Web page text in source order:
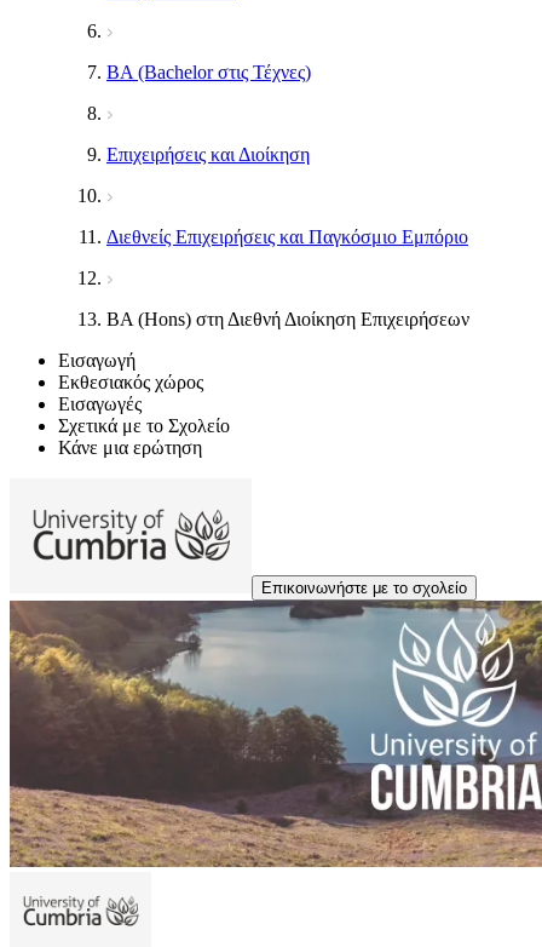
BA (Bachelor στις Τέχνες)
Επιχειρήσεις και Διοίκηση
Διεθνείς Επιχειρήσεις και Παγκόσμιο Εμπόριο
BA (Hons) στη Διεθνή Διοίκηση Επιχειρήσεων
Εισαγωγή
Εκθεσιακός χώρος
Εισαγωγές
Σχετικά με το Σχολείο
Κάνε μια ερώτηση
Επικοινωνήστε με το σχολείο